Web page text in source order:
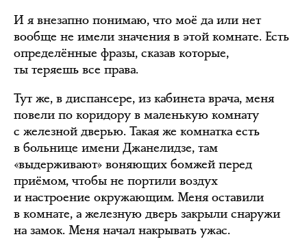
И я внезапно понимаю, что моё да или нет
вообще не имели значения в этой комнате. Есть
определённые фразы, сказав которые,
ты теряешь все права.
Тут же, в диспансере, из кабинета врача, меня
повели по коридору в маленькую комнату
с железной дверью. Такая же комнатка есть
в больнице имени Джанелидзе, там
«выдерживают» воняющих бомжей перед
приёмом, чтобы не портили воздух
и настроение окружающим. Меня оставили
в комнате, а железную дверь закрыли снаружи
на замок. Меня начал накрывать ужас.